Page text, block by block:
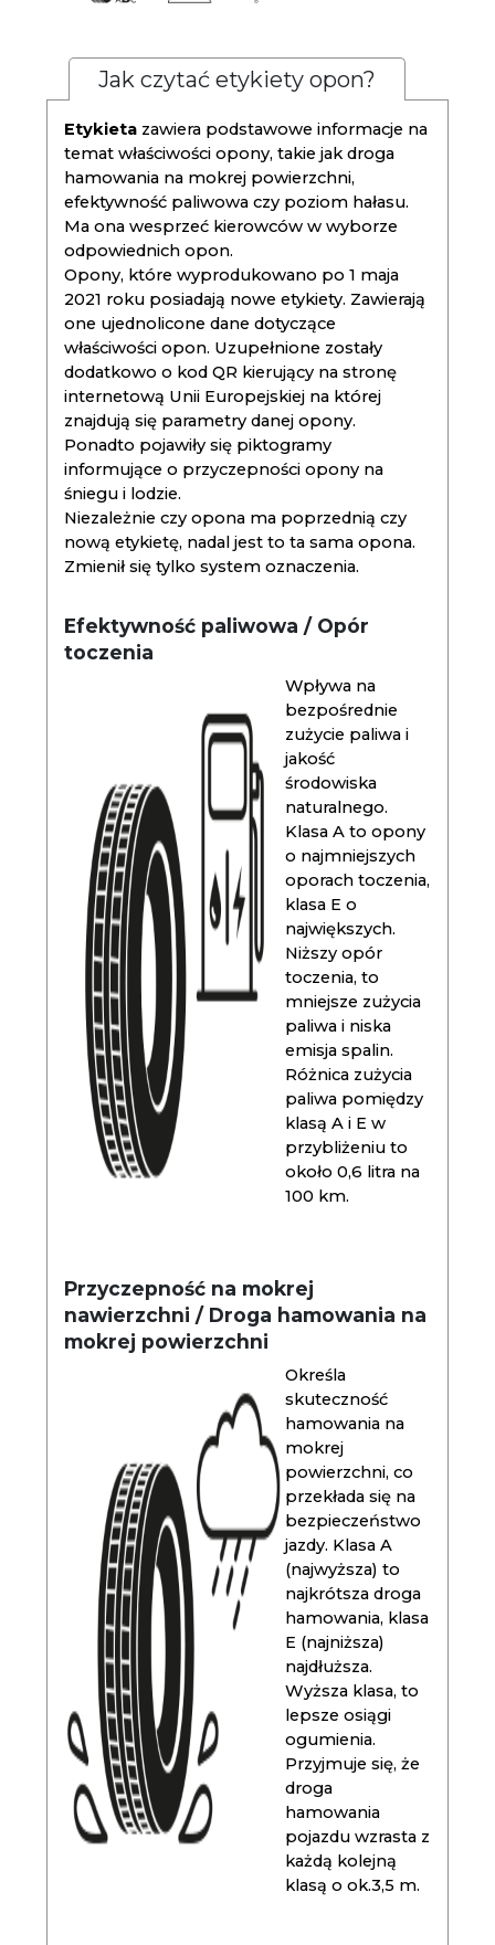
Jak czytać etykiety opon?
Etykieta zawiera podstawowe informacje na
temat właściwości opony, takie jak droga
hamowania na mokrej powierzchni,
efektywność paliwowa czy poziom hałasu.
Ma ona wesprzeć kierowców w wyborze
odpowiednich opon.
Opony, które wyprodukowano po 1 maja
2021 roku posiadają nowe etykiety. Zawierają
one ujednolicone dane dotyczące
właściwości opon. Uzupełnione zostały
dodatkowo o kod QR kierujący na stronę
internetową Unii Europejskiej na której
znajdują się parametry danej opony.
Ponadto pojawiły się piktogramy
informujące o przyczepności opony na
śniegu i lodzie.
Niezależnie czy opona ma poprzednią czy
nową etykietę, nadal jest to ta sama opona.
Zmienił się tylko system oznaczenia.
Efektywność paliwowa / Opór
toczenia
Wpływa na
bezpośrednie
zużycie paliwa i
jakość
środowiska
naturalnego.
Klasa A to opony
o najmniejszych
oporach toczenia,
klasa E o
największych.
Niższy opór
toczenia, to
mniejsze zużycia
paliwa i niska
emisja spalin.
Różnica zużycia
paliwa pomiędzy
klasą A i E w
przybliżeniu to
około 0,6 litra na
100 km.
Przyczepność na mokrej
nawierzchni / Droga hamowania na
mokrej powierzchni
Określa
skuteczność
hamowania na
mokrej
powierzchni, co
przekłada się na
bezpieczeństwo
jazdy. Klasa A
(najwyższa) to
najkrótsza droga
hamowania, klasa
E (najniższa)
najdłuższa.
Wyższa klasa, to
lepsze osiągi
ogumienia.
Przyjmuje się, że
droga
hamowania
pojazdu wzrasta z
każdą kolejną
klasą o ok.3,5 m.